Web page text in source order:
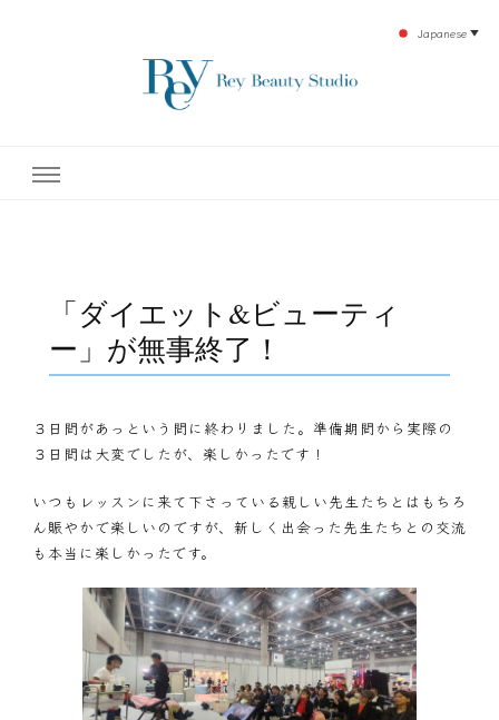
テ開設45年の実績を誇る本格エステだからこそ、お客様が必ず満足してもらえるこ
「ダイエット&ビューティ
ー」が無事終了！
３日間があっという間に終わりました。準備期間から実際の
３日間は大変でしたが、楽しかったです！
いつもレッスンに来て下さっている親しい先生たちとはもちろ
ん賑やかで楽しいのですが、新しく出会った先生たちとの交流
も本当に楽しかったです。
Japanese ▼